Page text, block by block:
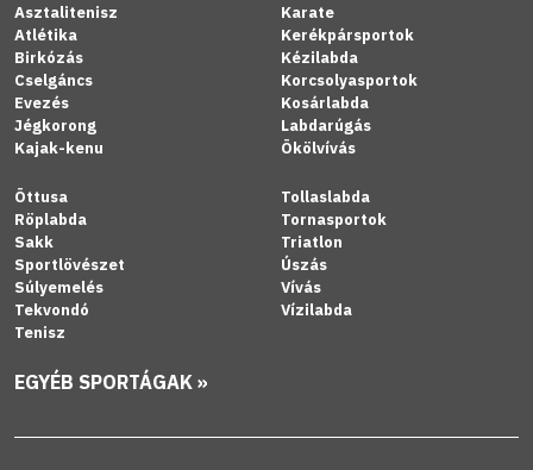
Asztalitenisz
Atlétika
Birkózás
Cselgáncs
Evezés
Jégkorong
Kajak-kenu
Karate
Kerékpársportok
Kézilabda
Korcsolyasportok
Kosárlabda
Labdarúgás
Ökölvívás
Öttusa
Röplabda
Sakk
Sportlövészet
Súlyemelés
Tekvondó
Tenisz
Tollaslabda
Tornasportok
Triatlon
Úszás
Vívás
Vízilabda
EGYÉB SPORTÁGAK »